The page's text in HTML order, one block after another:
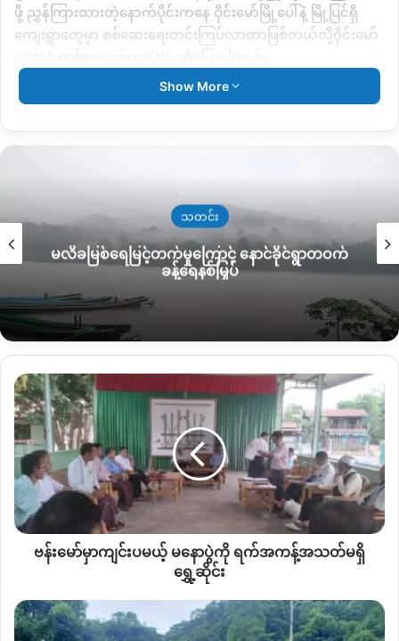
ဖို့ ညွှန်ကြားထားတဲ့နောက်ပိုင်းကနေ ဝိုင်းမော်မြို့ပေါ်နဲ့ မြို့ပြင်ရှိ
ကျေးရွာတွေမှာ စစ်ဆေးရေးတင်းကြပ်လာတာဖြစ်တယ်လို့ဝိုင်းမော်
“ရွှေမင်းပြည်သူ့စစ်အဖွဲ့တွေကိုတော့ ဝိုင်းမော်ကနေ ဒဘတ်နေရာ
တယ်လို့ ကြားတယ်။ ပြီးရင် ဝူယန်ကနေ ကန်ပိုင်အထိဘက်ပါတယ်
တိုက်တာတွေ လုပ်တော့ အဲဒီနယ်မြေတွေကို ထိန်းချုပ်ဖို့ပြောတယ်။
အဲဒါကြောင့် ဝိုင်းမော်နေရာမှာ စစ်ဆေးရေးအရမ်းတင်းကြပ် လာ
တယ်။ ပြီးရင် ဖမ်းဆီးခံရတဲ့ သူတွေလည်း ဆက်တိုက်ဖြစ်နေ
လက်ရှိ ဦးရွှေမင်းပြည်သူ့စစ်အဖွဲ့တွေက ဝိုင်းမော်မြို့ပေါ် ပြည်သူ့စစ်
တပ်စခန်းနေရာရှိတဲ့ ဝူယာန်၊ လမြန်၊ မုတ်ကြိတ်၊ အောင်မြေ(၁)၊(၂)
သွားလာလှုပ်ရှားပြီး နေအိမ်တွေကို ဝင်ရောက်ဖမ်းဆီးတာတွေ
လုပ်ဆောင်နေတယ်လို့ သိရပါတယ်။
ပြီးခဲ့တဲ့ အောက်တိုဘာလ ၁၃ ရက်ကနေ ၁၉ ရက်နေ့အထိ
ပြည်သူ့စစ်လက်အောက်မှာ ဖမ်းဆီးခံရသူ ၄ ယောက်အထိရှိခဲ့ပြီး
ဖမ်းဆီးခံရတဲ့ တစ်ချို့ကို စစ်ကောင်စီရဲ့ စစ်ကြောရေးကို ပို့ဆောင်
လိုက်ပြီး တစ်ချို့ကိုတော့ ဝူယန်ပြည်သူ့စစ်စခန်းမှာ ဖမ်းဆီးထား
တယ်လို့ဒေသခံတွေကပြောပါတယ်။
မြန်ကျေးရွာက အမျိုးသမီး ၂ ယောက် ဖမ်းဆီးခံရပြီး အဲဒီ
အမျိုးသမီး ၂ ယောက်ကို မြောက်ပိုင်းတိုင်း စစ်ဌာနချုပ်ကို ပို့ဆောင်
Show More
သတင်း
မလိခမြစ်ရေမြင့်တက်မှုကြောင့် နောင်ခိုင်ရွာတဝက်
ခန့်ရေနစ်မြှပ်
ဗန်း
မော်
မှာ
ကျင်းပ
မယ့် မနော
ပွဲ
ကို ရက်
အကန့်အသတ်
မ
ရွှေ့ဆိုင်း
ဗန်းမော်မှာကျင်းပမယ့် မနောပွဲကို ရက်အကန့်အသတ်မရှိ
ရွှေ့ဆိုင်း
ကား
မိုင်း